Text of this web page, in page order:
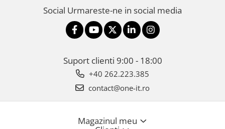
Social Urmareste-ne in social media
Suport clienti 9:00 - 18:00
+40 262.223.385
contact@one-it.ro
Magazinul meu